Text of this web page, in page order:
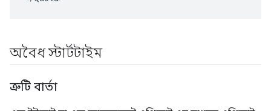
অবৈধ স্টার্টটাইম
ত্রুটি বার্তা